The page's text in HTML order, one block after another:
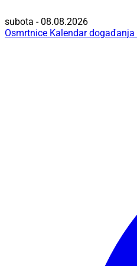
subota - 08.08.2026
Osmrtnice Kalendar događanja